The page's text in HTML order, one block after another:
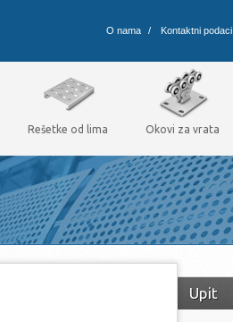
O nama / Kontaktni podaci
Rešetke od lima Okovi za vrata
Upit